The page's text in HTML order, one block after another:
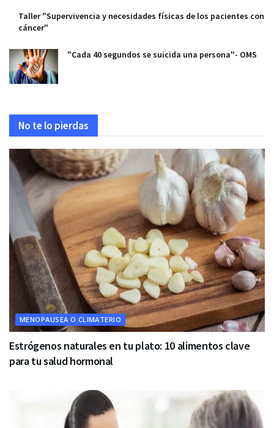
Taller "Supervivencia y necesidades físicas de los pacientes con
cáncer"
"Cada 40 segundos se suicida una persona"- OMS
No te lo pierdas
MENOPAUSEA O CLIMATERIO
Estrógenos naturales en tu plato: 10 alimentos clave
para tu salud hormonal